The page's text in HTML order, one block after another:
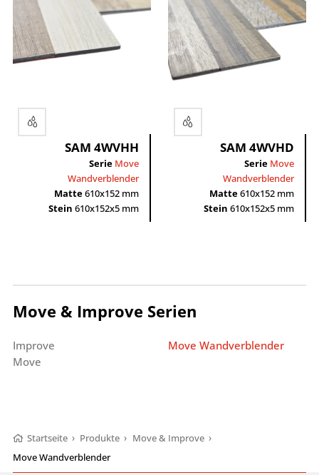
SAM 4WVHH
Serie Move
Wandverblender
Matte610x152 mm
Stein 610x152x5 mm
SAM 4WVHD
Serie Move
Wandverblender
Matte610x152 mm
Stein 610x152x5 mm
Move & Improve Serien
Improve
Move
Move Wandverblender
Startseite › Produkte › Move & Improve ›
Move Wandverblender